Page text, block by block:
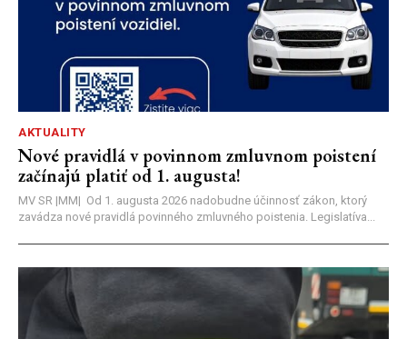
AKTUALITY
Nové pravidlá v povinnom zmluvnom poistení
začínajú platiť od 1. augusta!
MV SR |MM| Od 1. augusta 2026 nadobudne účinnosť zákon, ktorý
zavádza nové pravidlá povinného zmluvného poistenia. Legislatíva...